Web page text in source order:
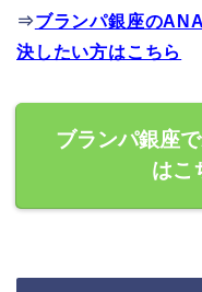
⇒ブランパ銀座の
決したい方はこちら
ブランパ銀座
はこ